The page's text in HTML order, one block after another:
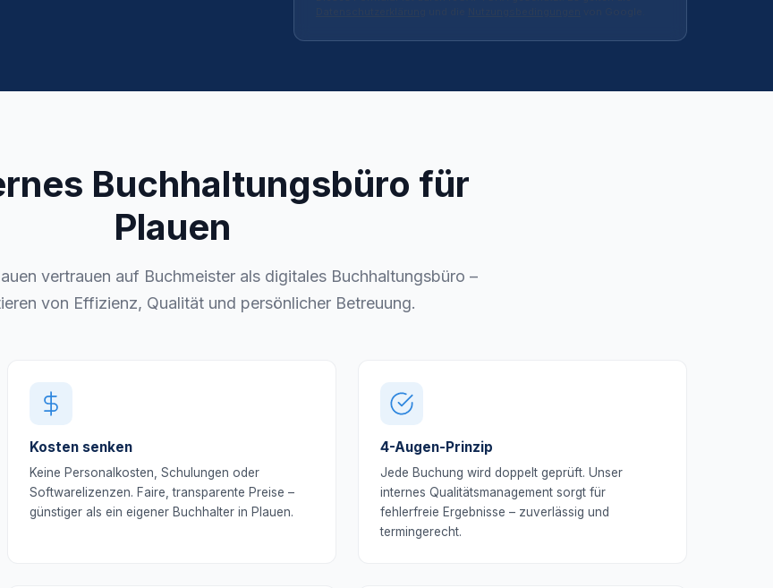
Buchhaltungsbüro für
Plauen
vertrauen auf Buchmeister als digitales Buchhaltungsbüro –
von Effizienz, Qualität und persönlicher Betreuung.
Kosten senken
Keine Personalkosten, Schulungen oder
Softwarelizenzen. Faire, transparente Preise –
günstiger als ein eigener Buchhalter in Plauen.
4-Augen-Prinzip
Jede Buchung wird doppelt geprüft. Unser
internes Qualitätsmanagement sorgt für
fehlerfreie Ergebnisse – zuverlässig und
termingerecht.